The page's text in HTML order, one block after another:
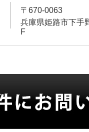
〒670-0063
兵庫県姫路市下手
F